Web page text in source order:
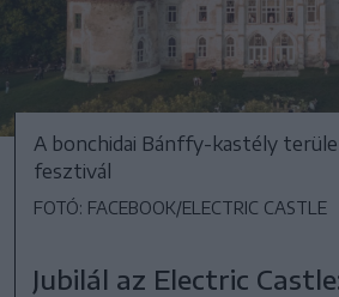
A bonchidai Bánffy-kastély
fesztivál
FOTÓ: FACEBOOK/ELECTRIC CASTLE
Jubilál az Electric